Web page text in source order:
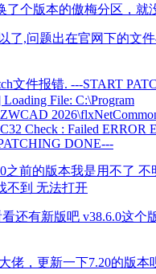
了个版本的傲梅分区，就
了,问题出在官网下的文
文件报错. ---START
File: C:\Program
Check : Failed ERROR
DONE---
之前的版本我是用不了 不
不到 无法打开
还有新版吧 v38.6.0这个
大佬，更新一下7.20的版本